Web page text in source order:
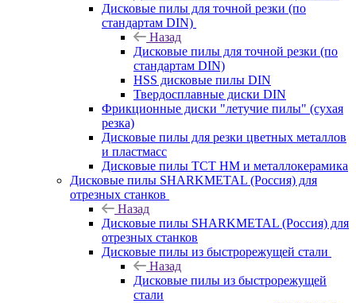
Дисковые пилы для точной резки (по
стандартам DIN)
Назад
Дисковые пилы для точной резки (по
стандартам DIN)
HSS дисковые пилы DIN
Твердосплавные диски DIN
Фрикционные диски "летучие пилы" (сухая
резка)
Дисковые пилы для резки цветных металлов
и пластмасс
Дисковые пилы ТСТ НМ и металлокерамика
Дисковые пилы SHARKMETAL (Россия) для
отрезных станков
Назад
Дисковые пилы SHARKMETAL (Россия) для
отрезных станков
Дисковые пилы из быстрорежущей стали
Назад
Дисковые пилы из быстрорежущей
стали